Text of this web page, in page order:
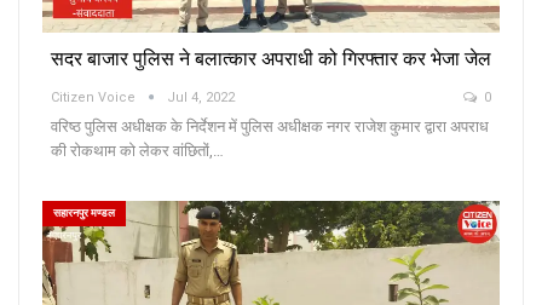
सदर बाजार पुलिस ने बलात्कार अपराधी को गिरफ्तार कर भेजा जेल
Citizen Voice Jul 4, 2022 0
वरिष्ठ पुलिस अधीक्षक के निर्देशन में पुलिस अधीक्षक नगर राजेश कुमार द्वारा अपराध
की रोकथाम को लेकर वांछितों,…
सहारनपुर मण्डल